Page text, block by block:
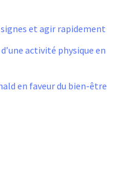
et agir rapidement
activité physique en
en faveur du bien-être